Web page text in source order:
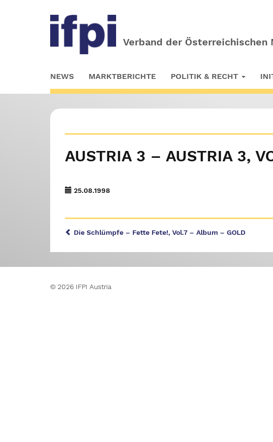
Verband der
to
main
NEWS MARKTBERICHTE POLITIK & RECHT
AUSTRIA 3 – AUSTRIA 3,
25.08.1998
Die Schlümpfe – Fette Fete!, Vol.7 – Album – GOLD
© 2026 IFPI Austria